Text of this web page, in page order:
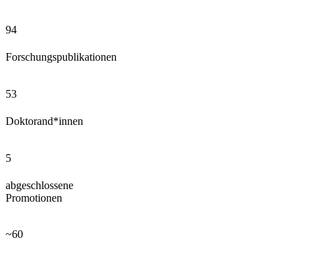
94
Forschungspublikationen
53
Doktorand*innen
5
abgeschlossene
Promotionen
~60